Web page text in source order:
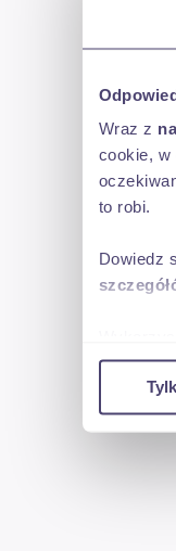
Wraz z
cookie, w
to robi.
Dowiedz
w naszej